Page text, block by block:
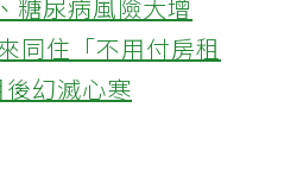
糖尿病風險大增
同住「不用付房租
幻滅心寒